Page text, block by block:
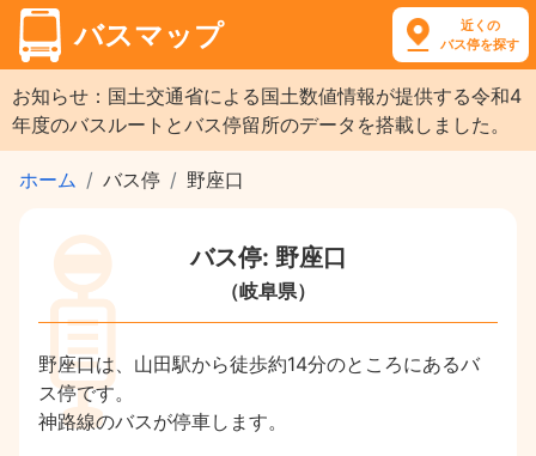
バスマップ
近くの
バス停を探す
お知らせ：国土交通省による国土数値情報が提供する令和4
年度のバスルートとバス停留所のデータを搭載しました。
ホーム バス停 野座口
バス停: 野座口
（岐阜県）
野座口は、山田駅から徒歩約14分のところにあるバ
ス停です。
神路線のバスが停車します。